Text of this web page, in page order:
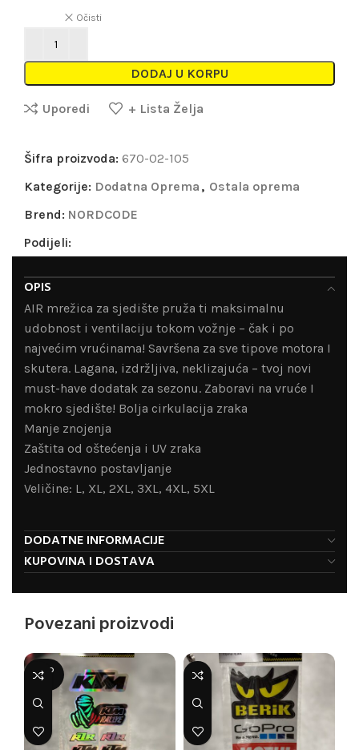
Očisti
DODAJ U KORPU
Uporedi + Lista Želja
Šifra proizvoda: 670-02-105
Kategorije: Dodatna Oprema , Ostala oprema
Brend: NORDCODE
Podijeli:
OPIS
AIR mrežica za sjedište pruža ti maksimalnu
udobnost i ventilaciju tokom vožnje – čak i po
najvećim vrućinama! Savršena za sve tipove motora I
skutera. Lagana, izdržljiva, neklizajuća – tvoj novi
must-have dodatak za sezonu. Zaboravi na vruće I
mokro sjedište! Bolja cirkulacija zraka
Manje znojenja
Zaštita od oštećenja i UV zraka
Jednostavno postavljanje
Veličine: L, XL, 2XL, 3XL, 4XL, 5XL
DODATNE INFORMACIJE
KUPOVINA I DOSTAVA
Povezani proizvodi
SOLD
OUT